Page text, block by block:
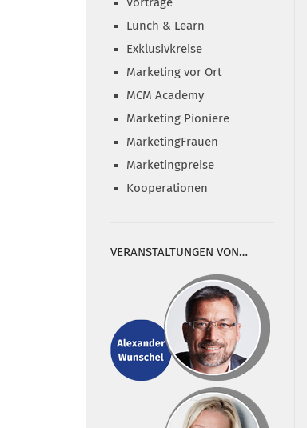
Vorträge
Lunch & Learn
Exklusivkreise
Marketing vor Ort
MCM Academy
Marketing Pioniere
MarketingFrauen
Marketingpreise
Kooperationen
VERANSTALTUNGEN VON…